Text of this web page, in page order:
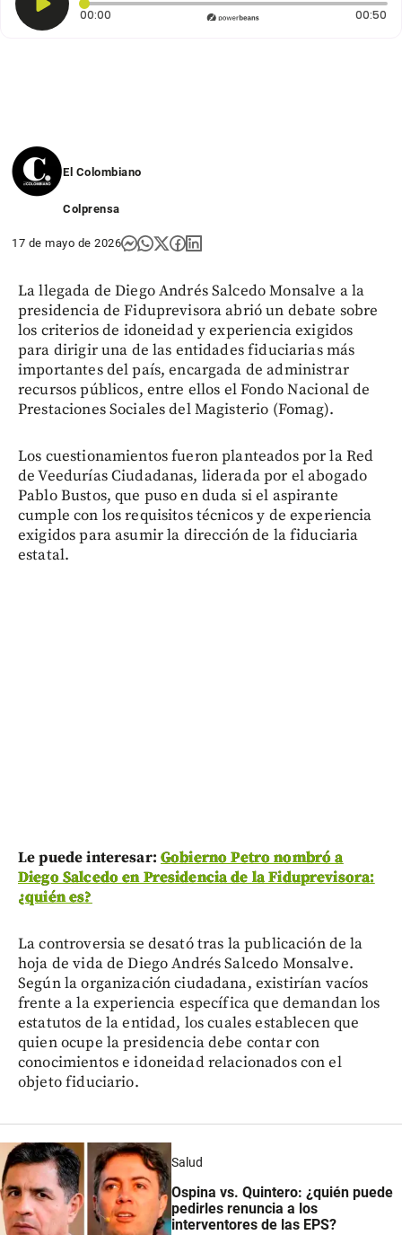
00:00 Tiempo transcurrido: 0 segundos 00:50
El Colombiano
Colprensa
17 de mayo de 2026
La llegada de Diego Andrés Salcedo Monsalve a la
presidencia de Fiduprevisora abrió un debate sobre
los criterios de idoneidad y experiencia exigidos
para dirigir una de las entidades fiduciarias más
importantes del país, encargada de administrar
recursos públicos, entre ellos el Fondo Nacional de
Prestaciones Sociales del Magisterio (Fomag).
Los cuestionamientos fueron planteados por la Red
de Veedurías Ciudadanas, liderada por el abogado
Pablo Bustos, que puso en duda si el aspirante
cumple con los requisitos técnicos y de experiencia
exigidos para asumir la dirección de la fiduciaria
estatal.
Le puede interesar: Gobierno Petro nombró a
Diego Salcedo en Presidencia de la Fiduprevisora:
¿quién es?
La controversia se desató tras la publicación de la
hoja de vida de Diego Andrés Salcedo Monsalve.
Según la organización ciudadana, existirían vacíos
frente a la experiencia específica que demandan los
estatutos de la entidad, los cuales establecen que
quien ocupe la presidencia debe contar con
conocimientos e idoneidad relacionados con el
objeto fiduciario.
Salud
Ospina vs. Quintero: ¿quién puede
pedirles renuncia a los
interventores de las EPS?